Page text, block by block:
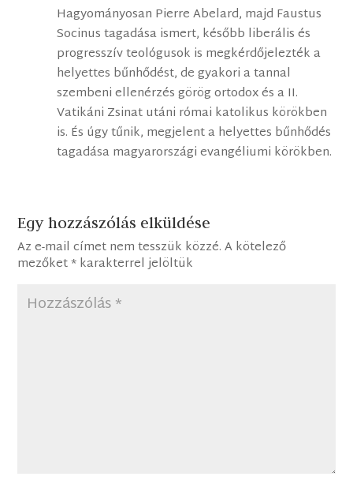
Hagyományosan Pierre Abelard, majd Faustus
Socinus tagadása ismert, később liberális és
progresszív teológusok is megkérdőjelezték a
helyettes bűnhődést, de gyakori a tannal
szembeni ellenérzés görög ortodox és a II.
Vatikáni Zsinat utáni római katolikus körökben
is. És úgy tűnik, megjelent a helyettes bűnhődés
tagadása magyarországi evangéliumi körökben.
Egy hozzászólás elküldése
Az e-mail címet nem tesszük közzé. A kötelező
mezőket*karakterrel jelöltük